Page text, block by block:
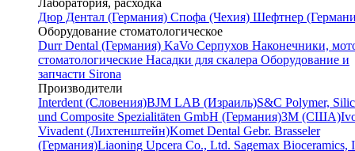
Лаборатория, расходка
Дюр Дентал (Германия) Спофа (Чехия) Шефтнер
Оборудование стоматологическое
Durr Dental (Германия) KaVo Серпухов Наконечники,
стоматологические Насадки для скалера Оборудование и
запчасти Sirona
Производители
Interdent (Словения)BJM LAB (Израиль)S&C Polymer,
und Composite Spezialitäten GmbH (Германия)3M (США)
Vivadent (Лихтенштейн)Komet Dental Gebr. Brasseler
(Германия)Liaoning Upcera Co., Ltd. Sagemax Bioceramics,